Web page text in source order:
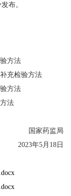
布。
方法
充检验方法
方法
法
国家药监局
2023年5月18日